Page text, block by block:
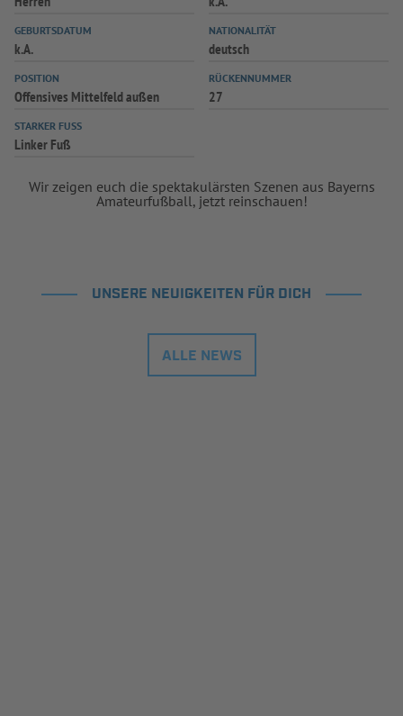
SPIELPLUS
GEBURTSDATUM
k.A.
NATIONALITÄT
deutsch
POSITION
Offensives Mittelfeld außen
RÜCKENNUMMER
27
STARKER FUSS
Linker Fuß
Wir zeigen euch die spektakulärsten Szenen aus Bayerns
Amateurfußball, jetzt reinschauen!
UNSERE NEUIGKEITEN FÜR DICH
ALLE NEWS